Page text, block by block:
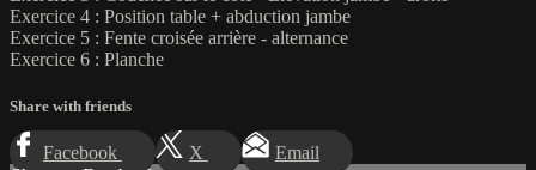
Exercice 4 : Position table + abduction jambe
Exercice 5 : Fente croisée arrière - alternance
Exercice 6 : Planche
Share with friends
Facebook X
Email